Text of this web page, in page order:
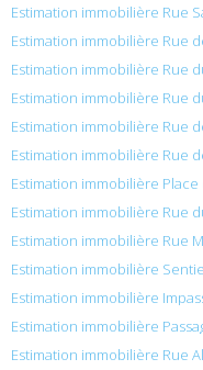
Estimation immobilière Rue
Estimation immobilière Rue
Estimation immobilière Rue
Estimation immobilière Rue
Estimation immobilière Rue
Estimation immobilière Rue
Estimation immobilière
Estimation immobilière Rue
Estimation immobilière Rue
Estimation immobilière
Estimation immobilière
Estimation immobilière
Estimation immobilière Rue